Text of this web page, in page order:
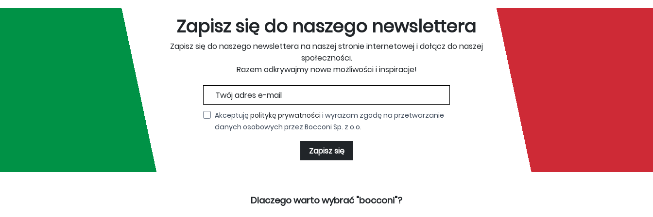
Zapisz się do naszego newslettera
Zapisz się do naszego newslettera na naszej stronie internetowej i dołącz do naszej
społeczności.
Razem odkrywajmy nowe możliwości i inspiracje!
Akceptuję politykę prywatności i wyrażam zgodę na przetwarzanie
danych osobowych przez Bocconi Sp. z o.o.
Zapisz się
Dlaczego warto wybrać "bocconi"?